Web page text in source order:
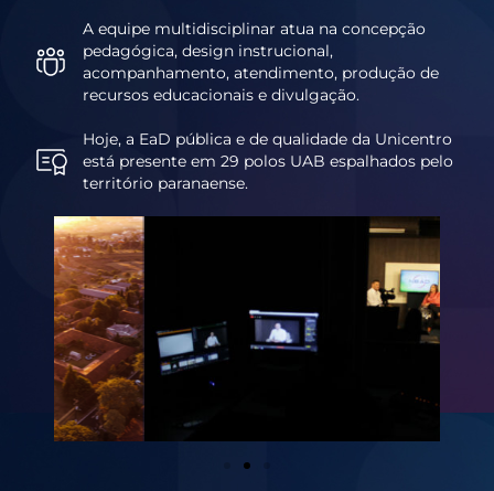
A equipe multidisciplinar atua na concepção
pedagógica, design instrucional,
acompanhamento, atendimento, produção de
recursos educacionais e divulgação.
Hoje, a EaD pública e de qualidade da Unicentro
está presente em 29 polos UAB espalhados pelo
território paranaense.